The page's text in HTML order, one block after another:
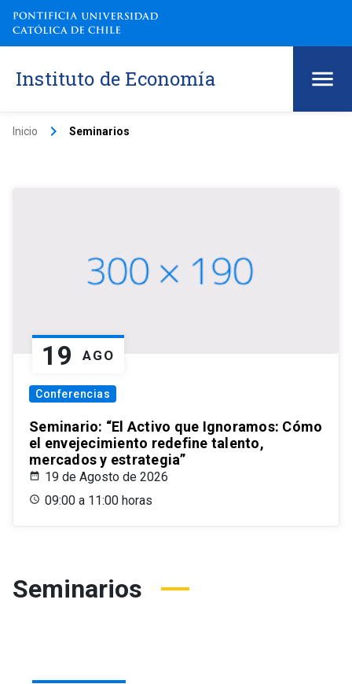
Instituto de Economía
Inicio keyboard_arrow_right Seminarios
19 AGO
Conferencias
Seminario: “El Activo que Ignoramos: Cómo
el envejecimiento redefine talento,
mercados y estrategia”
19 de Agosto de 2026
09:00 a 11:00 horas
Seminarios